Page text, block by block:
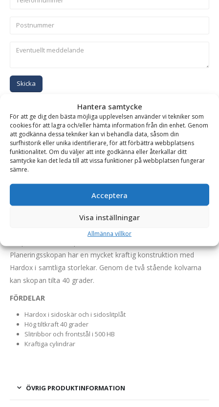
Hantera samtycke
För att ge dig den bästa möjliga upplevelsen använder vi tekniker som
cookies för att lagra och/eller hämta information från din enhet. Genom
att godkänna dessa tekniker kan vi behandla data, såsom din
surfhistorik eller unika identifierare, för att förbättra webbplatsens
funktionalitet. Om du väljer att inte godkänna eller återkallar ditt
samtycke kan det leda till att vissa funktioner på webbplatsen fungerar
sämre.
Acceptera
Visa inställningar
Allmänna villkor
Skicka
Se alla produkter inom samma kategori
Hydrauliska Planeringsskopor
BESKRIVNING
Planeringsskopa HD – hydraulisk, fäste S70, volym 1190
Hydraulisk planeringsskopa i HD-utförande av högsta kvalitet.
Planeringsskopan har en mycket kraftig konstruktion med
Hardox i samtliga storlekar. Genom de två stående kolvarna
kan skopan tilta 40 grader.
FÖRDELAR
Hardox i sidoskär och i sidoslitplåt
Hög tiltkraft 40 grader
Slitribbor och frontstål i 500 HB
Kraftiga cylindrar
ÖVRIG PRODUKTINFORMATION